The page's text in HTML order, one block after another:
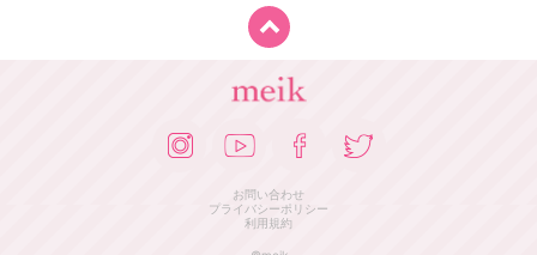
お問い合わせ
プライバシーポリシー
利用規約